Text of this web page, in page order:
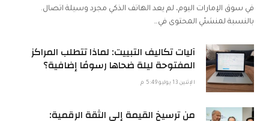
في سوق الإمارات اليوم، لم يعد الهاتف الذكي مجرد وسيلة اتصال.
بالنسبة لمنشئي المحتوى في…
آليات تكاليف التبييت: لماذا تتطلب المراكز
المفتوحة ليلة ضحاها رسومًا إضافية؟
الإثنين 13 يوليو 5:49 م
من ترسيخ القيمة إلى الثقة الرقمية: